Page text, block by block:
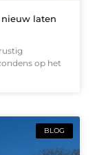
laten
op het
BLOG